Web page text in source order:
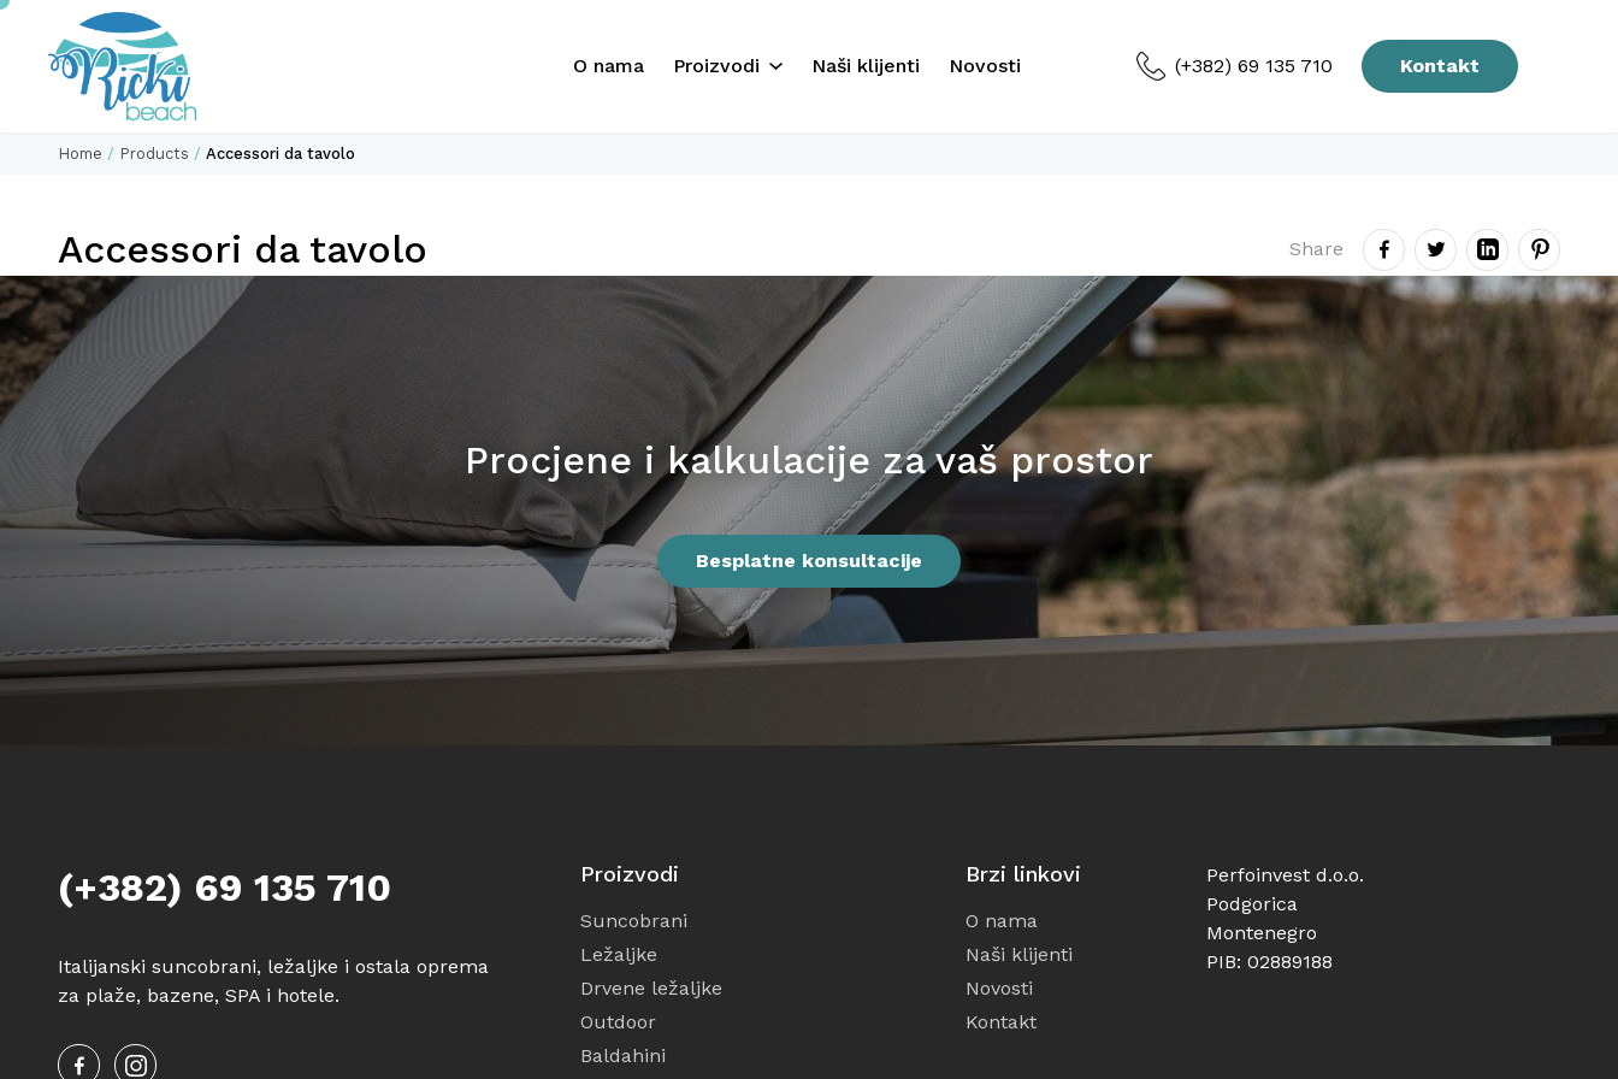
O nama Proizvodi
Baldahini
Veliki suncobrani
Pouf Relax
Nautika
Namještaj za enterijer i
eksterijer
Oprema
Igračke
Naši klijenti Novosti (+382) 69 135 710 Kontakt
Home / Products / Accessori da tavolo
Accessori da tavolo Share
Procjene i kalkulacije za vaš prostor
Besplatne konsultacije
(+382) 69 135 710
Italijanski suncobrani, ležaljke i ostala oprema
za plaže, bazene, SPA i hotele.
Proizvodi
Suncobrani
Ležaljke
Drvene ležaljke
Outdoor
Baldahini
Brzi linkovi
O nama
Naši klijenti
Novosti
Kontakt
Perfoinvest d.o.o.
Podgorica
Montenegro
PIB: 02889188